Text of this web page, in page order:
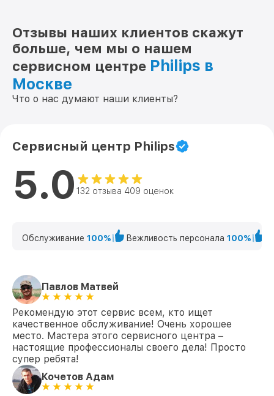
Отзывы наших клиентов скажут
больше, чем мы о нашем
сервисном центре Philips в
Москве
Что о нас думают наши клиенты?
Сервисный центр Philips
5.0 132 отзыва 409 оценок
Обслуживание 100% Вежливость персонала 100%
Павлов Матвей
Рекомендую этот сервис всем, кто ищет
качественное обслуживание! Очень хорошее
место. Мастера этого сервисного центра –
настоящие профессионалы своего дела! Просто
супер ребята!
Кочетов Адам